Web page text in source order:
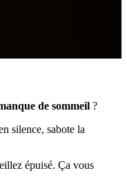
de sommeil ?
silence, sabote la
épuisé. Ça vous